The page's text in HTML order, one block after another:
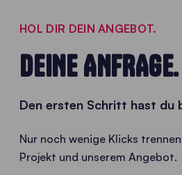
HOL DIR DEIN ANGEBOT.
DEINE ANFRAGE.
Den ersten Schritt hast du
Nur noch wenige Klicks
Projekt und unserem Angebot.